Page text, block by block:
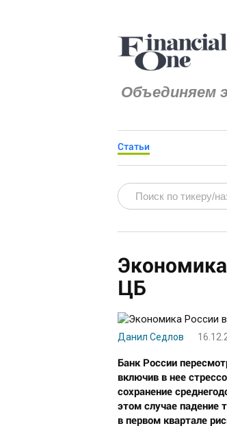
Объединяем
Статьи
ЦБ
Данил Седлов
Банк России
включив в нее
сохранение
этом случае падение
в первом квартале